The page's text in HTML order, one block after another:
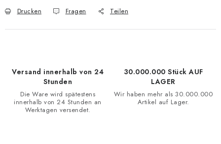
Drucken Fragen Teilen
Versand innerhalb von 24
Stunden
Die Ware wird spätestens
innerhalb von 24 Stunden an
Werktagen versendet.
30.000.000 Stück AUF
LAGER
Wir haben mehr als 30.000.000
Artikel auf Lager.